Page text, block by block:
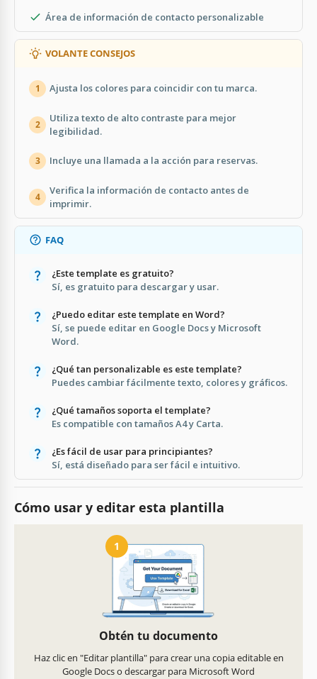
Área de información de contacto personalizable
VOLANTE CONSEJOS
1 Ajusta los colores para coincidir con tu marca.
2
Utiliza texto de alto contraste para mejor
legibilidad.
3 Incluye una llamada a la acción para reservas.
4
Verifica la información de contacto antes de
imprimir.
FAQ
¿Este template es gratuito?
Sí, es gratuito para descargar y usar.
¿Puedo editar este template en Word?
Sí, se puede editar en Google Docs y Microsoft
Word.
¿Qué tan personalizable es este template?
Puedes cambiar fácilmente texto, colores y gráficos.
¿Qué tamaños soporta el template?
Es compatible con tamaños A4 y Carta.
¿Es fácil de usar para principiantes?
Sí, está diseñado para ser fácil e intuitivo.
Cómo usar y editar esta plantilla
1
Obtén tu documento
Haz clic en "Editar plantilla" para crear una copia editable en
Google Docs o descargar para Microsoft Word